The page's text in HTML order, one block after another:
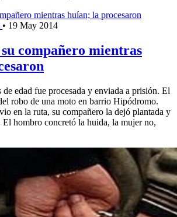
• 19 May 2014
compañero mientras
edad fue procesada y enviada a prisión. El
robo de una moto en barrio Hipódromo.
en la ruta, su compañero la dejó plantada y
hombro concretó la huida, la mujer no,